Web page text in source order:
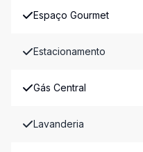
Espaço Gourmet
Estacionamento
Gás Central
Lavanderia